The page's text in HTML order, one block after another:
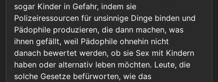
sogar Kinder in Gefahr, indem sie
Polizeiressourcen für unsinnige Dinge binden und
Pädophile produzieren, die dann machen, was
ihnen gefällt, weil Pädophile ohnehin nicht
danach bewertet werden, ob sie Sex mit Kindern
haben oder alternativ leben möchten. Leute, die
solche Gesetze befürworten, wie das